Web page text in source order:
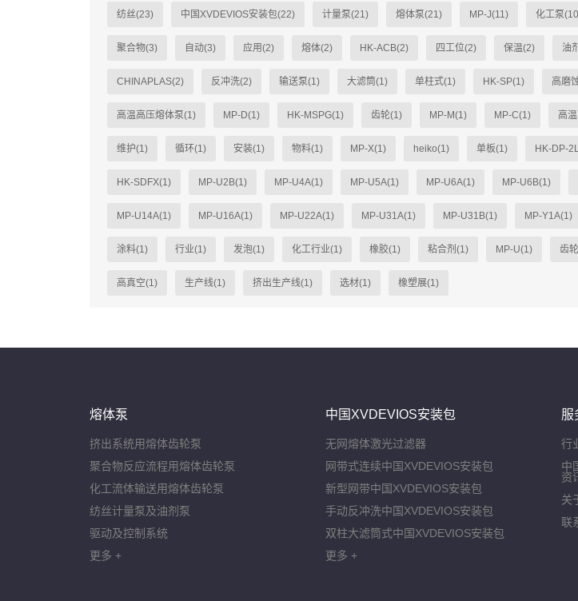
纺丝(23) 中国XVDEVIOS安装包(22) 计量泵(21) 熔体泵(21) MP-J(11) 化工泵
聚合物(3) 自动(3) 应用(2) 熔体(2) HK-ACB(2) 四工位(2) 保温(2) 油
CHINAPLAS(2) 反冲洗(2) 输送泵(1) 大滤筒(1) 单柱式(1) HK-SP(1) 高磨
高温高压熔体泵(1) MP-D(1) HK-MSPG(1) 齿轮(1) MP-M(1) MP-C(1) 高
维护(1) 循环(1) 安装(1) 物料(1) MP-X(1) heiko(1) 单板(1) HK-DP-
HK-SDFX(1) MP-U2B(1) MP-U4A(1) MP-U5A(1) MP-U6A(1) MP-U6B(1)
MP-U14A(1) MP-U16A(1) MP-U22A(1) MP-U31A(1) MP-U31B(1) MP-Y1A(1)
涂料(1) 行业(1) 发泡(1) 化工行业(1) 橡胶(1) 粘合剂(1) MP-U(1) 齿
高真空(1) 生产线(1) 挤出生产线(1) 选材(1) 橡塑展(1)
熔体泵
挤出系统用熔体齿轮泵
聚合物反应流程用熔体齿轮泵
化工流体输送用熔体齿轮泵
纺丝计量泵及油剂泵
驱动及控制系统
更多 +
中国XVDEVIOS安装包
无网熔体激光过滤器
网带式连续中国XVDEVIOS安装包
新型网带中国XVDEVIOS安装包
手动反冲洗中国XVDEVIOS安装包
双柱大滤筒式中国XVDEVIOS安装包
更多 +
服
行
中
资
关
联